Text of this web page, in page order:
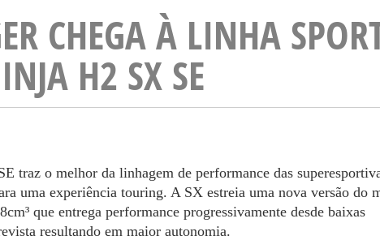
CHEGA À LINHA
H2 SX SE
traz o melhor da linhagem de performance das
uma experiência touring. A SX estreia uma nova versão do
que entrega performance progressivamente desde baixas
resultando em maior autonomia.